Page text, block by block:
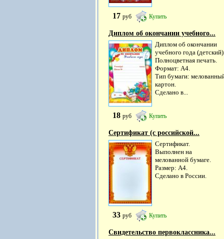
17 руб Купить
Диплом об окончании учебного...
Диплом об окончании
учебного года
Полноцветная печать.
Формат: А4.
Тип бумаги:
картон.
Сделано в...
18 руб Купить
Сертификат (с российской...
Сертификат.
Выполнен на
мелованной бумаге.
Размер: А4.
Сделано в России.
33 руб Купить
Свидетельство первоклассника...